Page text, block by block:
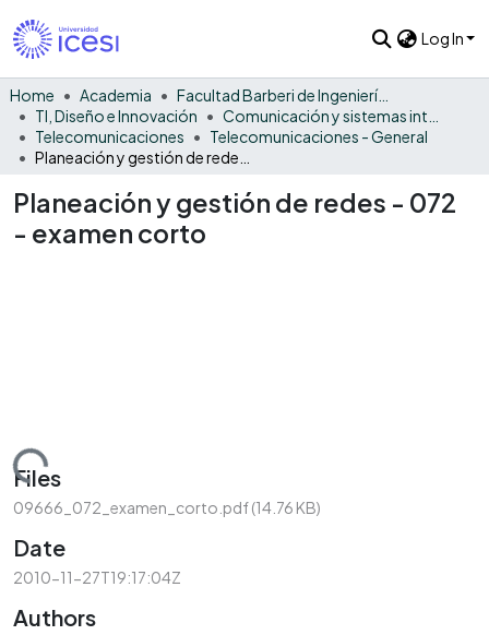
Log In
Home Academia
Facultad Barberi de Ingeniería, Diseño y Ciencias Aplicadas
TI, Diseño e Innovación
Telecomunicaciones
Telecomunicaciones - General
Planeación y gestión de redes - 072
- examen corto
Loading...
Files
09666_072_examen_corto.pdf(14.76 KB)
Date
2010-11-27T19:17:04Z
Authors